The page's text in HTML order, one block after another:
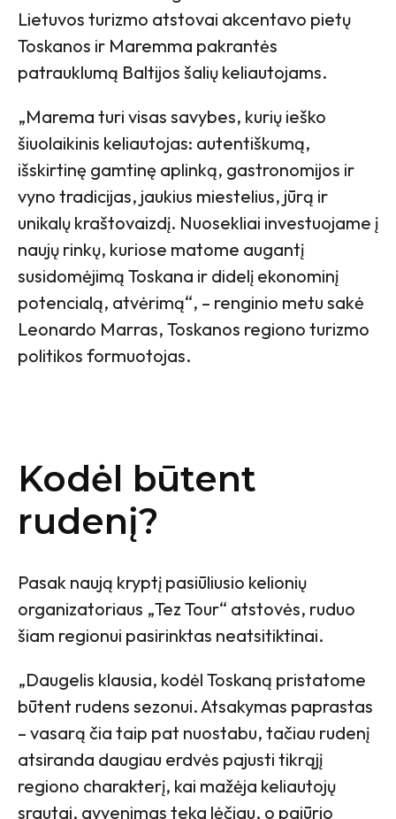
Lietuvos turizmo atstovai akcentavo pietų
Toskanos ir Maremma pakrantės
patrauklumą Baltijos šalių keliautojams.
„Marema turi visas savybes, kurių ieško
šiuolaikinis keliautojas: autentiškumą,
išskirtinę gamtinę aplinką, gastronomijos ir
vyno tradicijas, jaukius miestelius, jūrą ir
unikalų kraštovaizdį. Nuosekliai investuojame į
naujų rinkų, kuriose matome augantį
susidomėjimą Toskana ir didelį ekonominį
potencialą, atvėrimą“, – renginio metu sakė
Leonardo Marras, Toskanos regiono turizmo
politikos formuotojas.
Kodėl būtent
rudenį?
Pasak naują kryptį pasiūliusio kelionių
organizatoriaus „Tez Tour“ atstovės, ruduo
šiam regionui pasirinktas neatsitiktinai.
„Daugelis klausia, kodėl Toskaną pristatome
būtent rudens sezonui. Atsakymas paprastas
– vasarą čia taip pat nuostabu, tačiau rudenį
atsiranda daugiau erdvės pajusti tikrąjį
regiono charakterį, kai mažėja keliautojų
srautai, gyvenimas teka lėčiau, o pajūrio